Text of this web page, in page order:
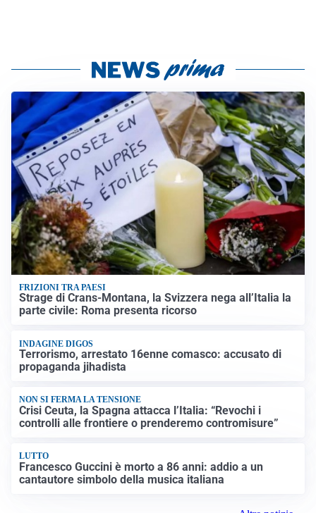
FRIZIONI TRA PAESI
Strage di Crans-Montana, la Svizzera nega all’Italia la
parte civile: Roma presenta ricorso
INDAGINE DIGOS
Terrorismo, arrestato 16enne comasco: accusato di
propaganda jihadista
NON SI FERMA LA TENSIONE
Crisi Ceuta, la Spagna attacca l’Italia: “Revochi i
controlli alle frontiere o prenderemo contromisure”
LUTTO
Francesco Guccini è morto a 86 anni: addio a un
cantautore simbolo della musica italiana